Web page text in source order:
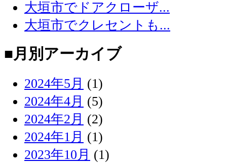
大垣市でドアクローザ...
大垣市でクレセントも...
■月別アーカイブ
2024年5月 (1)
2024年4月 (5)
2024年2月 (2)
2024年1月 (1)
2023年10月 (1)